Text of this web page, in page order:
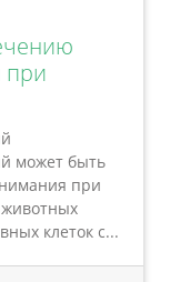
при
может быть
при
клеток с...